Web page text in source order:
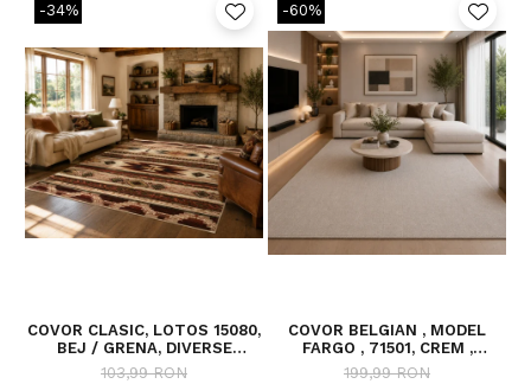
-34%
COVOR CLASIC, LOTOS 15080,
BEJ / GRENA, DIVERSE
DIMENSIUNI
103,99 RON
-60%
COVOR BELGIAN , MODEL
FARGO , 71501, CREM ,
DIVERSE DIMENSIUNI
199,99 RON